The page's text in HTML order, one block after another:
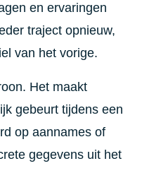
en ervaringen
traject opnieuw,
van het vorige.
Het maakt
gebeurt tijdens een
op aannames of
gegevens uit het